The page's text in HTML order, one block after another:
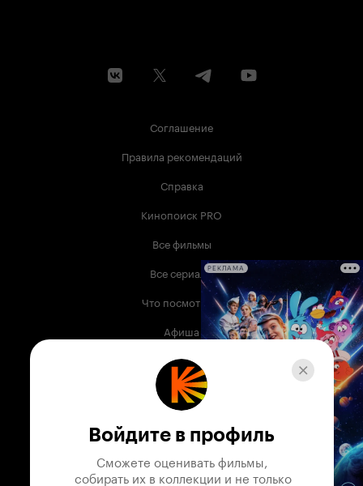
Соглашение
Правила рекомендаций
Справка
Кинопоиск PRO
Все фильмы
Все сериалы
Что посмотреть
Афиша
Музыка
Телепрограмма
Служба поддержки
РЕКЛАМА
Войдите в профиль
Сможете оценивать фильмы,
собирать их в коллекции и не только